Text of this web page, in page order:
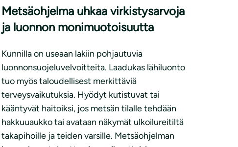
Metsäohjelma uhkaa virkistysarvoja
ja luonnon monimuotoisuutta
Kunnilla on useaan lakiin pohjautuvia
luonnonsuojeluvelvoitteita. Laadukas lähiluonto
tuo myös taloudellisest merkittäviä
terveysvaikutuksia. Hyödyt kutistuvat tai
kääntyvät haitoiksi, jos metsän tilalle tehdään
hakkuuaukko tai avataan näkymät ulkoilureitiltä
takapihoille ja teiden varsille. Metsäohjelman